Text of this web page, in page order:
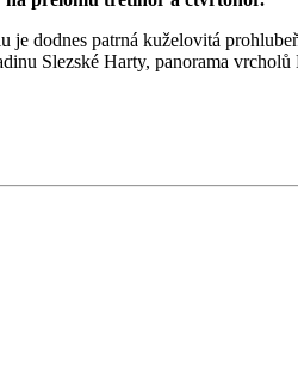
dodnes patrná kuželovitá
Slezské Harty, panorama